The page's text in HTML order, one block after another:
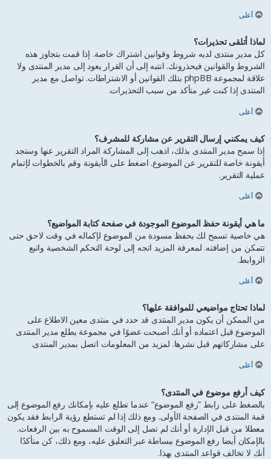
أعلى
لماذا أتلقى تحذيرات؟
كل مدير منتدى لديه شروط وقوانين اشتراك خاصة. إذا قمت بتجاوز هذه
الشروط والقوانين فيحذرونك. انتبه إلى أن القرار يعود إلى مدير المنتدى ولا
علاقة لمجموعة phpBB بتلك القوانين أو الاشتراطات. تواصل مع مدير
المنتدى إذا كنت غير متأكد من سبب التحذيرات.
أعلى
كيف يمكنني إرسال التقرير عن مشاركة للمشرف؟
إذا سمح مدير المنتدى بذلك، اذهب إلى المشاركة المراد التقرير عنها وستجد
أيقونة خاصة للتقرير عن الموضوع. اضغط على الأيقونة وقم بالخطوات لإتمام
عملية التقرير.
أعلى
ما هي أيقونة حفظ الموضوع الموجودة في صفحة كتابة المواضيع؟
هي خاصية تسمح لك بحفظ مسودة من الموضوع لإكماله في وقت لاحق حتى
تتمكن من إضافته. لمعرفة المزيد اتجه إلى لوحة التحكم الشخصية واتبع
الروابط.
أعلى
لماذا تحتاج مواضيعي للموافقة عليها؟
من الممكن أن يكون مدير المنتدى قد حدد في منتدى معين الاطلاع على
الموضوع قبل اعتماده أو أنك أصبحت عضوًا في مجموعة يطلع مدير المنتدى
على مشاركاتهم قبل نشرها. لمزيد من المعلومات اتصل بمدير المنتدى.
أعلى
كيف أرفع موضوع في المنتدى؟
بالضغط على رابط ”رفع الموضوع“ عندما تطلع عليه بإمكانك رفع الموضوع إلى
قمة المنتدى في الصفحة الأولى. ومع ذلك إذا لم تستطع رؤية الرابط فقد يكون
معطلا من قبل الإدارة أو أنك لم تصل إلى الوقت المسموح به بين الرفعات.
بالإمكان أيضا رفع الموضوع ببساطة عبر التعليق عليه، ومع ذلك، كن متأكدًا
أنك لا تخالف قواعد المنتدى بهذا.